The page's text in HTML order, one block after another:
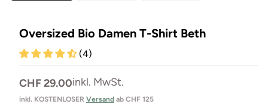
Oversized Bio Damen T-Shirt Beth
(4)
Normaler
Preis
CHF 29.00inkl. MwSt.
inkl. KOSTENLOSER Versand ab CHF 125